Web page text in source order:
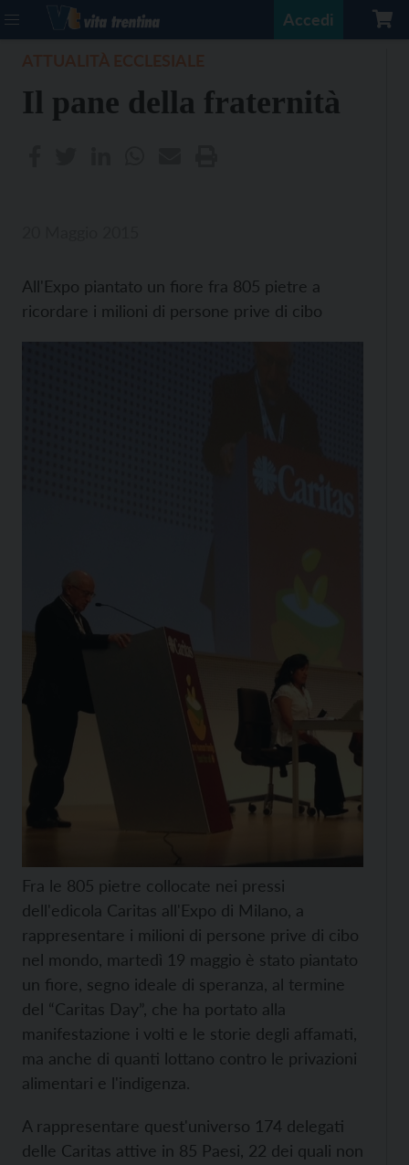
Accedi
Il pane della fraternità
All'Expo piantato un fiore fra 805 pietre a
ricordare i milioni di persone prive di cibo
Fra le 805 pietre collocate nei pressi
dell'edicola Caritas all'Expo di Milano, a
rappresentare i milioni di persone prive di cibo
nel mondo, martedì 19 maggio è stato piantato
un fiore, segno ideale di speranza, al termine
del “Caritas Day”, che ha portato alla
manifestazione i volti e le storie degli affamati,
ma anche di quanti lottano contro le privazioni
alimentari e l'indigenza.
A rappresentare quest'universo 174 delegati
delle Caritas attive in 85 Paesi, 22 dei quali non